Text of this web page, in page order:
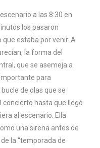
a las 8:30 en
los pasaron
estaba por venir. A
la forma del
que se asemeja a
para
bucle de olas que se
concierto hasta que llegó
al escenario. Ella
una sirena antes de
la “temporada de